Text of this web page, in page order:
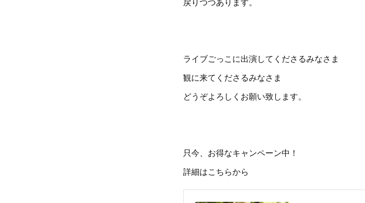
ライブごっこに出演してくださるみなさま
観に来てくださるみなさま
どうぞよろしくお願い致します。
只今、お得なキャンペーン中！
詳細はこちらから